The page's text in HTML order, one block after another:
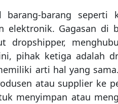
barang-barang seperti
elektronik. Gagasan di
dropshipper,
pihak ketiga adalah
arti hal yang
atau supplier ke
menyimpan atau